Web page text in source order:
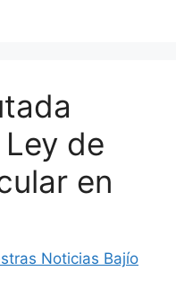
de
en
Noticias Bajío